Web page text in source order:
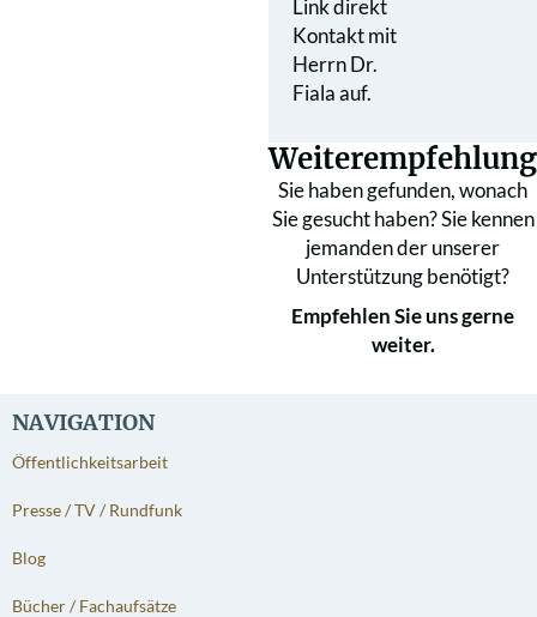
NAVIGATION
Öffentlichkeitsarbeit
Presse / TV / Rundfunk
Blog
Bücher / Fachaufsätze
Link direkt
Kontakt mit
Herrn Dr.
Fiala auf.
Weiterempfehlung
Sie haben gefunden, wonach
Sie gesucht haben? Sie kennen
jemanden der unserer
Unterstützung benötigt?
Empfehlen Sie uns gerne
weiter.